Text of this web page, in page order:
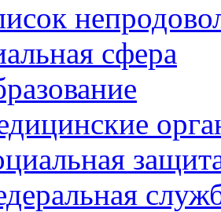
сфера